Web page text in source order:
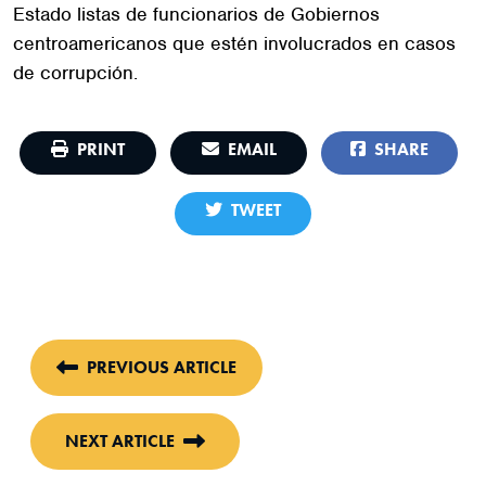
Estado listas de funcionarios de Gobiernos
centroamericanos que estén involucrados en casos
de corrupción.
PRINT EMAIL SHARE
TWEET
PREVIOUS ARTICLE
NEXT ARTICLE